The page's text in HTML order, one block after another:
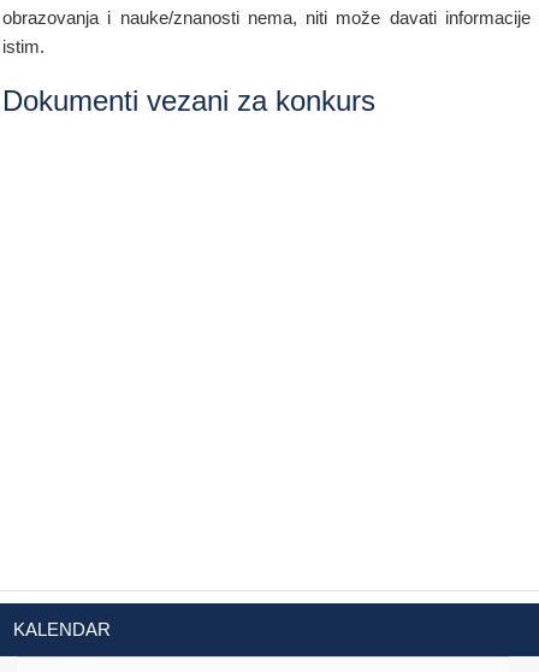
obrazovanja i nauke/znanosti nema, niti može davati informacije
istim.
Dokumenti vezani za konkurs
KALENDAR